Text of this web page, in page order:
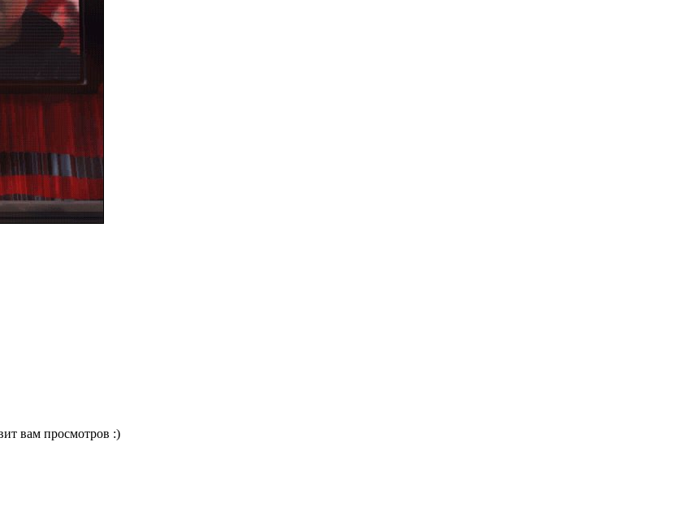
вам просмотров :)